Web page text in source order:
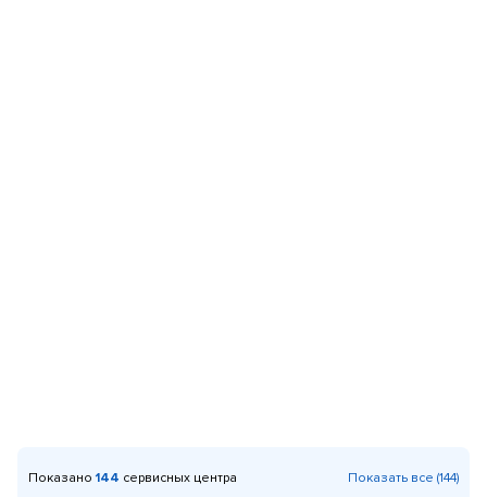
Показано 144 сервисных центра Показать все (144)